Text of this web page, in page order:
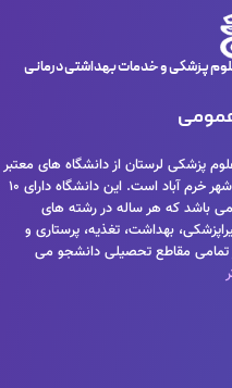
پزشکی و خدمات بهداشتی درمانی
پزشکی لرستان از دانشگاه های معتبر
دولتی در شهر خرم آباد است. این دانشگاه دارای 10
باشد که هر ساله در رشته های
بهداشت، تغذیه، پرستاری و
تمامی مقاطع تحصیلی دانشجو می